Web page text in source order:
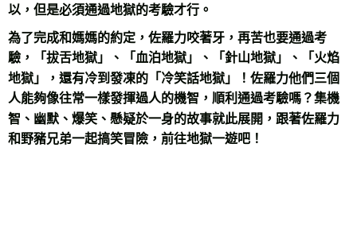
以，但是必須通過地獄的考驗才行。
為了完成和媽媽的約定，佐羅力咬著牙，再苦也要通過考
驗，「拔舌地獄」、「血泊地獄」、「針山地獄」、「火焰
地獄」，還有冷到發凍的「冷笑話地獄」！佐羅力他們三個
人能夠像往常一樣發揮過人的機智，順利通過考驗嗎？集機
智、幽默、爆笑、懸疑於一身的故事就此展開，跟著佐羅力
和野豬兄弟一起搞笑冒險，前往地獄一遊吧！